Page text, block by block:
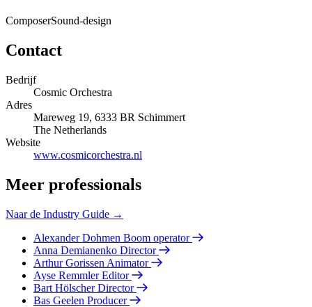
ComposerSound-design
Contact
Bedrijf
Cosmic Orchestra
Adres
Mareweg 19, 6333 BR Schimmert
The Netherlands
Website
www.cosmicorchestra.nl
Meer professionals
Naar de Industry Guide →
Alexander Dohmen Boom operator
Anna Demianenko Director
Arthur Gorissen Animator
Ayse Remmler Editor
Bart Hölscher Director
Bas Geelen Producer